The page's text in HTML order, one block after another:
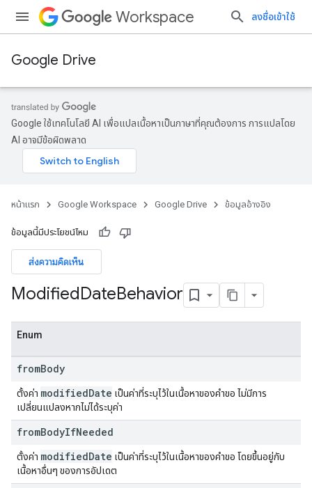
Workspace ลงชื่อเข้าใช้
Google Drive
Google ใช้เทคโนโลยี AI เพื่อแปลเนื้อหาเป็นภาษาที่คุณต้องการ การแปลโดย
AI อาจมีข้อผิดพลาด
หน้าแรก Google Workspace Google Drive ข้อมูลอ้างอิง
ข้อมูลนี้มีประโยชน์ไหม
ส่งความคิดเห็น
ModifiedDateBehavior
Enum
fromBody
ตั้งค่า modifiedDate เป็นค่าที่ระบุไว้ในเนื้อหาของคําขอ ไม่มีการ
เปลี่ยนแปลงหากไม่ได้ระบุค่า
fromBodyIfNeeded
ตั้งค่า modifiedDate เป็นค่าที่ระบุไว้ในเนื้อหาของคำขอ โดยขึ้นอยู่กับ
เนื้อหาอื่นๆ ของการอัปเดต